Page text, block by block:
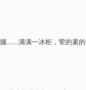
......满满一冰柜，荤的素